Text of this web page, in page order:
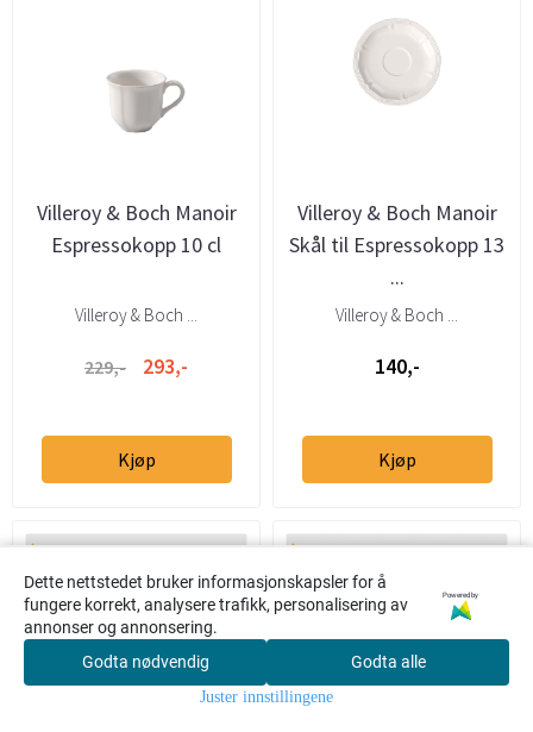
Søk
Villeroy & Boch Manoir
Espressokopp 10 cl
Villeroy & Boch ...
229,- 293,-
Kjøp
Villeroy & Boch Manoir
Skål til Espressokopp 13
...
Villeroy & Boch ...
140,-
Kjøp
Dette nettstedet bruker informasjonskapsler for å
fungere korrekt, analysere trafikk, personalisering av
annonser og annonsering.
Powered by
Godta nødvendig Godta alle
Juster innstillingene